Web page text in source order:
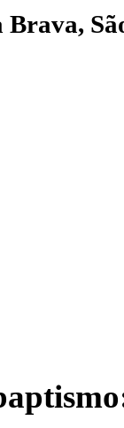
Brava,